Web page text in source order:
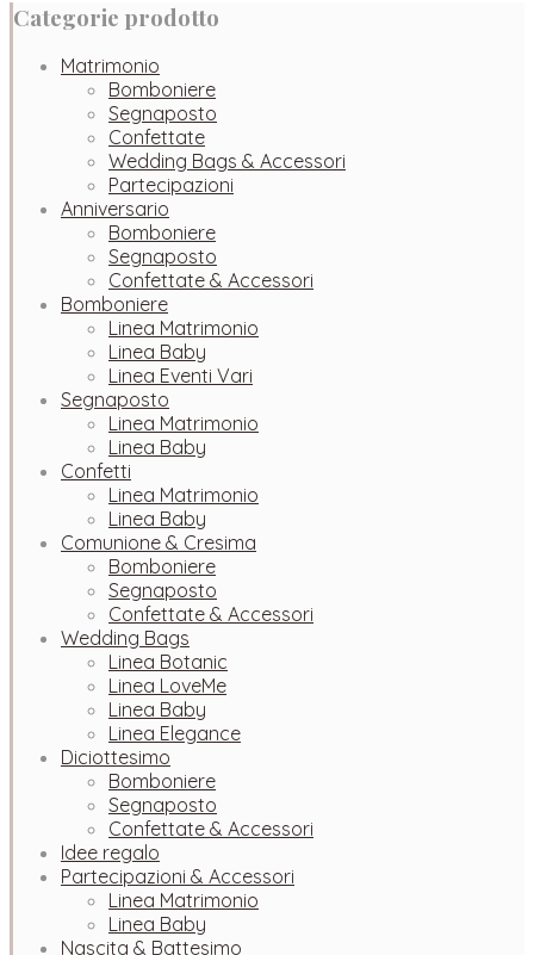
Categorie prodotto
Matrimonio
Bomboniere
Segnaposto
Confettate
Wedding Bags & Accessori
Partecipazioni
Anniversario
Bomboniere
Segnaposto
Confettate & Accessori
Bomboniere
Linea Matrimonio
Linea Baby
Linea Eventi Vari
Segnaposto
Linea Matrimonio
Linea Baby
Confetti
Linea Matrimonio
Linea Baby
Comunione & Cresima
Bomboniere
Segnaposto
Confettate & Accessori
Wedding Bags
Linea Botanic
Linea LoveMe
Linea Baby
Linea Elegance
Diciottesimo
Bomboniere
Segnaposto
Confettate & Accessori
Idee regalo
Partecipazioni & Accessori
Linea Matrimonio
Linea Baby
Nascita & Battesimo